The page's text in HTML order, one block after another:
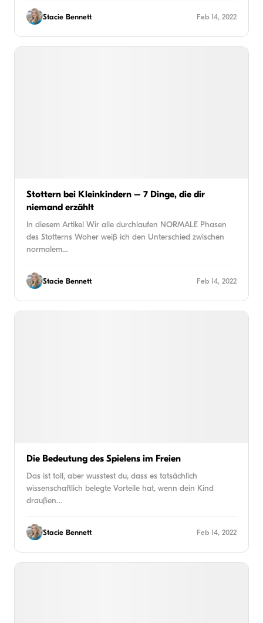
Stacie Bennett Feb 14, 2022
Stottern bei Kleinkindern – 7 Dinge, die dir
niemand erzählt
In diesem Artikel Wir alle durchlaufen NORMALE Phasen
des Stotterns Woher weiß ich den Unterschied zwischen
normalem…
Stacie Bennett Feb 14, 2022
Die Bedeutung des Spielens im Freien
Das ist toll, aber wusstest du, dass es tatsächlich
wissenschaftlich belegte Vorteile hat, wenn dein Kind
draußen…
Stacie Bennett Feb 14, 2022